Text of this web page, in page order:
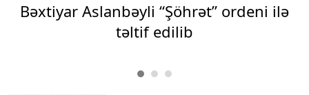
Bəxtiyar Aslanbəyli “Şöhrət” ordeni ilə
təltif edilib